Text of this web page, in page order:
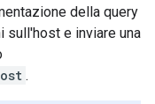
della query
sull'host e inviare una
.